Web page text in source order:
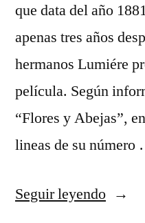
que data del año
apenas tres años
hermanos Lumiére
película. Según
“Flores y Abejas”,
lineas de su número
Seguir leyendo«El